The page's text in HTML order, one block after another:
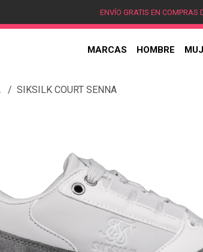
ENVÍO GRATIS EN COMPRAS
MARCAS HOMBRE
SIKSILK COURT SENNA